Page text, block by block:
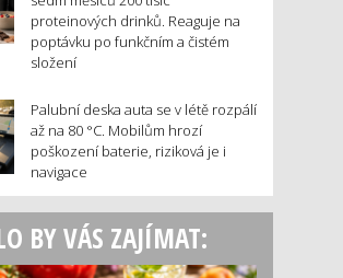
proteinových drinků. Reaguje na
poptávku po funkčním a čistém
složení
Palubní deska auta se v létě rozpálí
až na 80 °C. Mobilům hrozí
poškození baterie, riziková je i
navigace
BY VÁS ZAJÍMAT: